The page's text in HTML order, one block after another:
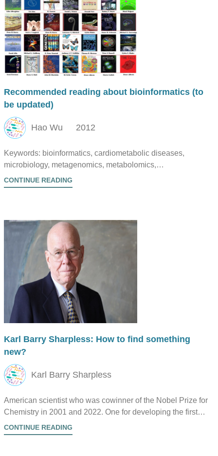
Recommended reading about bioinformatics (to
be updated)
Hao Wu 2012
Keywords: bioinformatics, cardiometabolic diseases,
microbiology, metagenomics, metabolomics,
transcriptomics, omics integration, statistics, programming,
NGS, bacterial evolution, machine learning
CONTINUE READING
Karl Barry Sharpless: How to find something
new?
Karl Barry Sharpless
American scientist who was cowinner of the Nobel Prize for
Chemistry in 2001 and 2022. One for developing the first
chiral catalysts and one for contributions to click chemistry
and bioorthogonal chemistry.
CONTINUE READING